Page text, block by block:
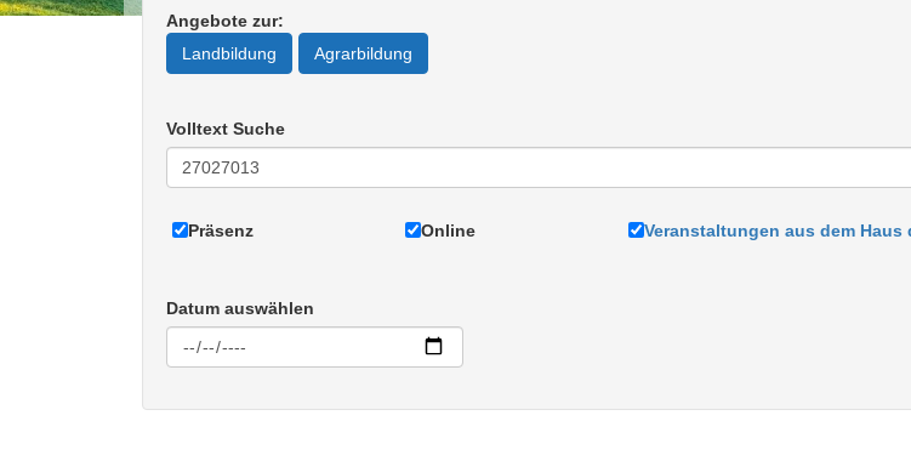
Angebote zur:
Landbildung
Agrarbildung
Volltext Suche
Präsenz Online Veranstaltungen aus dem
Datum auswählen